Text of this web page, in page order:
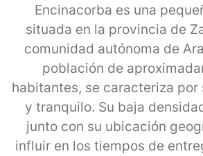
Encinacorba es una
situada en la provincia de
comunidad autónoma de
población de
habitantes, se caracteriza por
y tranquilo. Su baja
junto con su ubicación
influir en los tiempos de